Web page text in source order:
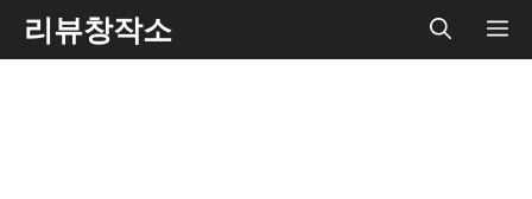
Skip리뷰창작소